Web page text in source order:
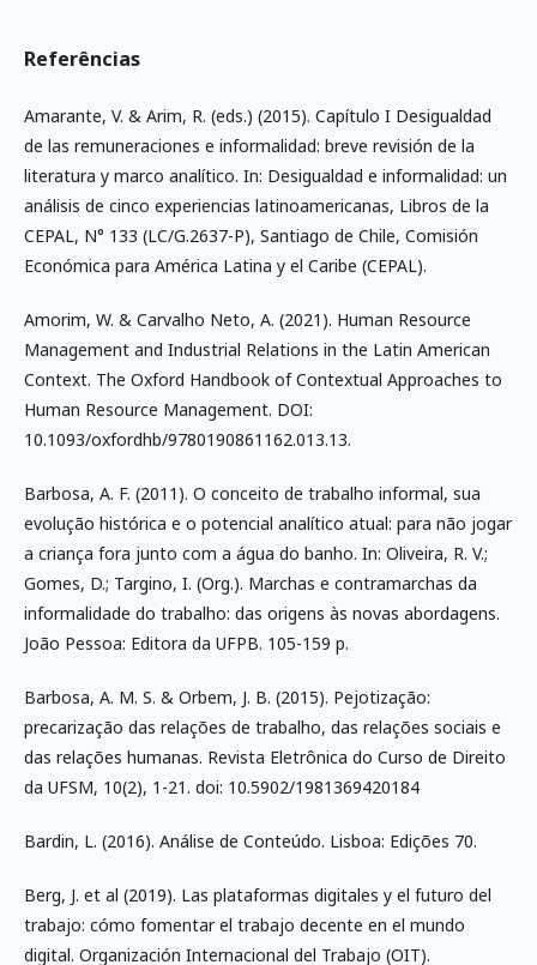
Referências
Amarante, V. & Arim, R. (eds.) (2015). Capítulo I Desigualdad
de las remuneraciones e informalidad: breve revisión de la
literatura y marco analítico. In: Desigualdad e informalidad: un
análisis de cinco experiencias latinoamericanas, Libros de la
CEPAL, N° 133 (LC/G.2637-P), Santiago de Chile, Comisión
Económica para América Latina y el Caribe (CEPAL).
Amorim, W. & Carvalho Neto, A. (2021). Human Resource
Management and Industrial Relations in the Latin American
Context. The Oxford Handbook of Contextual Approaches to
Human Resource Management. DOI:
10.1093/oxfordhb/9780190861162.013.13.
Barbosa, A. F. (2011). O conceito de trabalho informal, sua
evolução histórica e o potencial analítico atual: para não jogar
a criança fora junto com a água do banho. In: Oliveira, R. V.;
Gomes, D.; Targino, I. (Org.). Marchas e contramarchas da
informalidade do trabalho: das origens às novas abordagens.
João Pessoa: Editora da UFPB. 105-159 p.
Barbosa, A. M. S. & Orbem, J. B. (2015). Pejotização:
precarização das relações de trabalho, das relações sociais e
das relações humanas. Revista Eletrônica do Curso de Direito
da UFSM, 10(2), 1-21. doi: 10.5902/1981369420184
Bardin, L. (2016). Análise de Conteúdo. Lisboa: Edições 70.
Berg, J. et al (2019). Las plataformas digitales y el futuro del
trabajo: cómo fomentar el trabajo decente en el mundo
digital. Organización Internacional del Trabajo (OIT).